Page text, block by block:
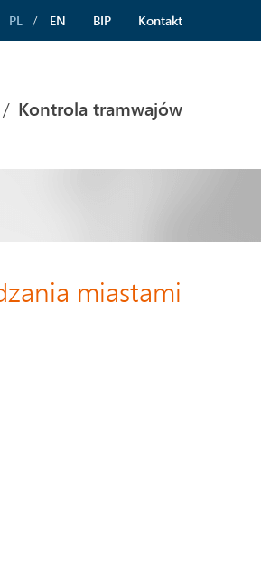
PL EN BIP Kontakt
Kontrola tramwajów
miastami